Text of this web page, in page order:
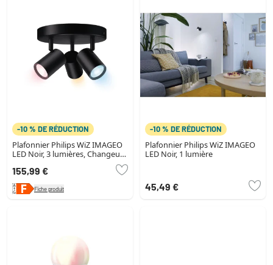
-10 % DE RÉDUCTION
Plafonnier Philips WiZ IMAGEO
LED Noir, 3 lumières, Changeur
155,99 €
Fiche produit
-10 % DE RÉDUCTION
Plafonnier Philips WiZ IMAGEO
LED Noir, 1 lumière
45,49 €